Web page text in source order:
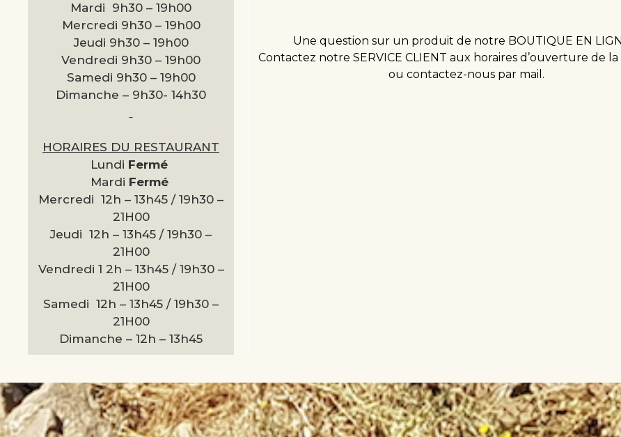
Mardi 9h30 – 19h00
Mercredi 9h30 – 19h00
Jeudi 9h30 – 19h00
Vendredi 9h30 – 19h00
Samedi 9h30 – 19h00
Dimanche – 9h30- 14h30
HORAIRES DU RESTAURANT
Lundi Fermé
Mardi Fermé
Mercredi 12h – 13h45 / 19h30 –
21H00
Jeudi 12h – 13h45 / 19h30 –
21H00
Vendredi 1 2h – 13h45 / 19h30 –
21H00
Samedi 12h – 13h45 / 19h30 –
21H00
Dimanche – 12h – 13h45
Une question sur un produit de notre BOUTIQUE EN
Contactez notre SERVICE CLIENT aux horaires d’ouverture de
ou contactez-nous par mail.